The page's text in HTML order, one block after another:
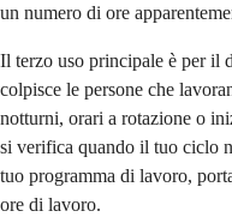
un numero di ore
Il terzo uso principale è per il
colpisce le persone che
notturni, orari a rotazione o
si verifica quando il tuo ciclo
tuo programma di lavoro,
ore di lavoro.